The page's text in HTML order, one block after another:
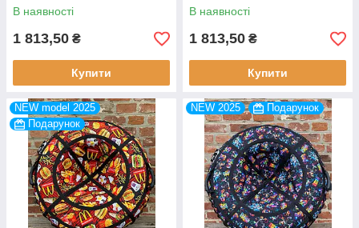
В наявності
1 813,50 ₴
Купити
В наявності
1 813,50 ₴
Купити
NEW model 2025
Подарунок
NEW 2025 Подарунок